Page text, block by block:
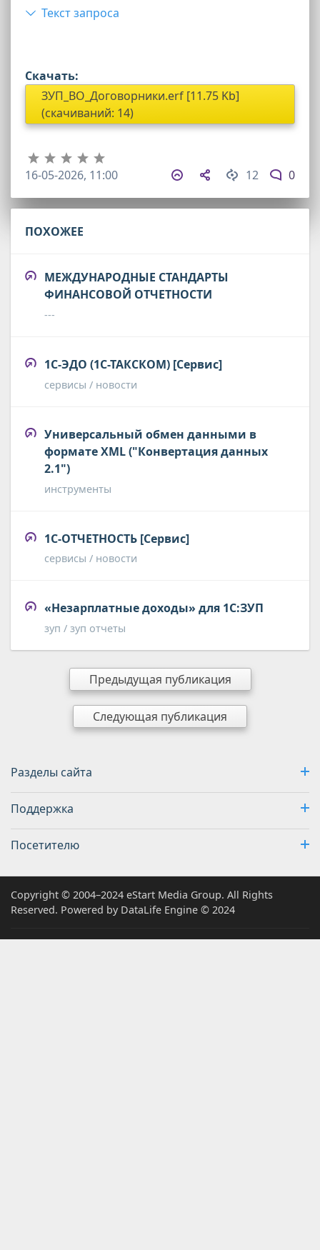
Текст запроса
Скачать:
ЗУП_ВО_Договорники.erf [11.75 Kb]
(cкачиваний: 14)
12 0
16-05-2026, 11:00
ПОХОЖЕЕ
МЕЖДУНАРОДНЫЕ СТАНДАРТЫ
ФИНАНСОВОЙ ОТЧЕТНОСТИ
---
1С-ЭДО (1С-ТАКСКОМ) [Сервис]
сервисы / новости
Универсальный обмен данными в
формате XML ("Конвертация данных
2.1")
инструменты
1С-ОТЧЕТНОСТЬ [Сервис]
сервисы / новости
«Незарплатные доходы» для 1С:ЗУП
зуп / зуп отчеты
Предыдущая публикация
Следующая публикация
Разделы сайта
Поддержка
Посетителю
Copyright © 2004–2024 eStart Media Group. All Rights
Reserved. Powered by DataLife Engine © 2024